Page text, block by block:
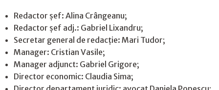
Redactor șef: Alina Crângeanu;
Redactor șef adj.: Gabriel Lixandru;
Secretar general de redacție: Mari Tudor;
Manager: Cristian Vasile;
Manager adjunct: Gabriel Grigore;
Director economic: Claudia Sima;